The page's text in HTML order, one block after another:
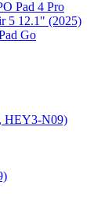
Pad 4 Pro
5 12.1" (2025)
Go
HEY3-N09)